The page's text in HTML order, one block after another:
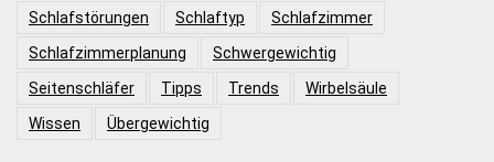
Schlafstörungen
Schlaftyp
Schlafzimmer
Schlafzimmerplanung
Schwergewichtig
Seitenschläfer
Tipps Trends
Wirbelsäule
Wissen
Übergewichtig